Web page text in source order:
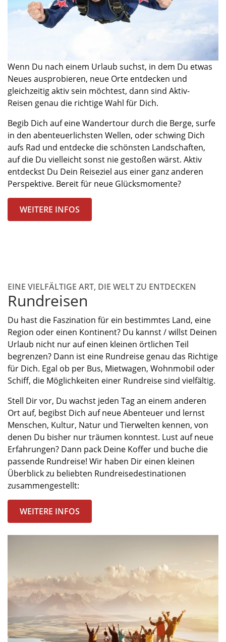
Wenn Du nach einem Urlaub suchst, in dem Du etwas
Neues ausprobieren, neue Orte entdecken und
gleichzeitig aktiv sein möchtest, dann sind Aktiv-
Reisen genau die richtige Wahl für Dich.
Begib Dich auf eine Wandertour durch die Berge, surfe
in den abenteuerlichsten Wellen, oder schwing Dich
aufs Rad und entdecke die schönsten Landschaften,
auf die Du vielleicht sonst nie gestoßen wärst. Aktiv
entdeckst Du Dein Reiseziel aus einer ganz anderen
Perspektive. Bereit für neue Glücksmomente?
WEITERE INFOS
EINE VIELFÄLTIGE ART, DIE WELT ZU ENTDECKEN
Rundreisen
Du hast die Faszination für ein bestimmtes Land, eine
Region oder einen Kontinent? Du kannst/willst Deinen
Urlaub nicht nuraufeinen kleinen örtlichen Teil
begrenzen? Dann ist eine Rundreise genau das Richtige
für Dich. Egal ob per Bus, Mietwagen, Wohnmobil oder
Schiff, die Möglichkeiten einer Rundreise sind vielfältig.
Stell Dir vor, Du wachst jeden Tag an einem anderen
Ort auf, begibst Dich auf neue Abenteuer und lernst
Menschen, Kultur, Natur und Tierwelten kennen, von
denen Du bisher nur träumen konntest. Lust auf neue
Erfahrungen? Dann pack Deine Koffer und buche die
passende Rundreise! Wir haben Dir einen kleinen
Überblick zu beliebten Rundreisedestinationen
zusammengestellt:
WEITERE INFOS